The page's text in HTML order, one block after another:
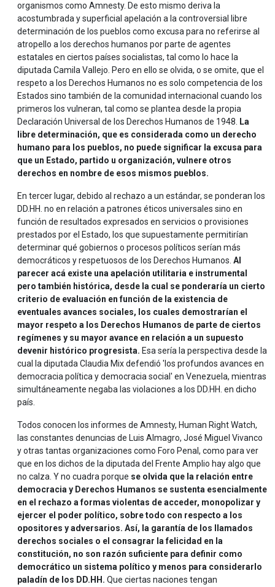
organismos como Amnesty. De esto mismo deriva la
acostumbrada y superficial apelación a la controversial libre
determinación de los pueblos como excusa para no referirse al
atropello a los derechos humanos por parte de agentes
estatales en ciertos países socialistas, tal como lo hace la
diputada Camila Vallejo. Pero en ello se olvida, o se omite, que el
respeto a los Derechos Humanos no es solo competencia de los
Estados sino también de la comunidad internacional cuando los
primeros los vulneran, tal como se plantea desde la propia
Declaración Universal de los Derechos Humanos de 1948.
La
libre determinación, que es considerada como un derecho
humano para los pueblos, no puede significar la excusa para
que un Estado, partido u organización, vulnere otros
derechos en nombre de esos mismos pueblos.
En tercer lugar, debido al rechazo a un estándar, se ponderan los
DD.HH. no en relación a patrones éticos universales sino en
función de resultados expresados en servicios o provisiones
prestados por el Estado, los que supuestamente permitirían
determinar qué gobiernos o procesos políticos serían más
democráticos y respetuosos de los Derechos Humanos. Al
parecer acá existe una apelación utilitaria e instrumental
pero también histórica, desde la cual se ponderaría un cierto
criterio de evaluación en función de la existencia de
eventuales avances sociales, los cuales demostrarían el
mayor respeto a los Derechos Humanos de parte de ciertos
regímenes y su mayor avance en relación a un supuesto
devenir histórico progresista. Esa sería la perspectiva desde la
cual la diputada Claudia Mix defendió 'los profundos avances en
democracia política y democracia social' en Venezuela, mientras
simultáneamente negaba las violaciones a los DD.HH. en dicho
país.
Todos conocen los informes de Amnesty, Human Right Watch,
las constantes denuncias de Luis Almagro, José Miguel Vivanco
y otras tantas organizaciones como Foro Penal, como para ver
que en los dichos de la diputada del Frente Amplio hay algo que
no calza. Y no cuadra porque se olvida que la relación entre
democracia y Derechos Humanos se sustenta esencialmente
en el rechazo a formas violentas de acceder, monopolizar y
ejercer el poder político, sobre todo con respecto a los
opositores y adversarios. Así, la garantía de los llamados
derechos sociales o el consagrar la felicidad en la
constitución, no son razón suficiente para definir como
democrático un sistema político y menos para considerarlo
paladín de los DD.HH. Que ciertas naciones tengan